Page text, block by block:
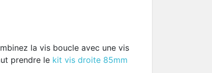
la vis boucle avec une vis
prendre le kit vis droite 85mm